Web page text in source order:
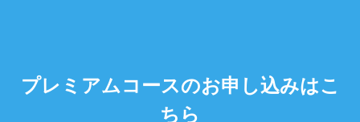
プレミアムコースのお申し込みはこ
ちら